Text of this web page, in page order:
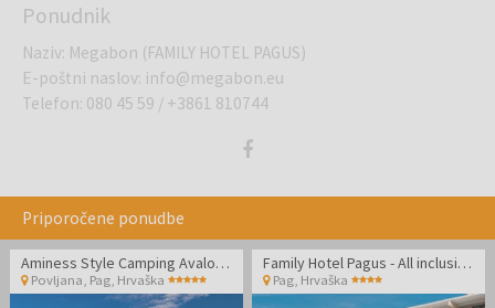
Ponudnik
Naziv: Megabon (FAMILY HOTEL PAGUS)
E-poštni naslov: info@megabon.eu
Telefon: 080 45 59 / +3861 810744
Priporočene ponudbe
Aminess Style Camping Avalona Resort - Poletje v 5-zvezdičnem kampu na Pagu
Povljana, Pag, Hrvaška
Family Hotel Pagus - All inclusive poletje na Pagu
Pag Hrvaška